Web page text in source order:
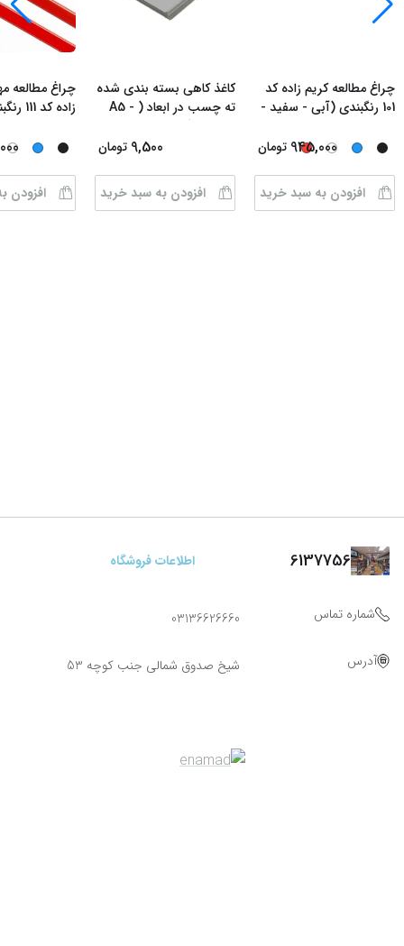
چراغ مطالعه کریم زاده کد
101 رنگبندی (آبی - سفید -
945,000 تومان
افزودن به سبد خرید
کاغذ کاهی بسته بندی شده
ته چسب در ابعاد ( A5 -
9,500 تومان
افزودن به سبد خرید
چراغ مطالعه
زاده کد
افزودن
6137756 اطلاعات فروشگاه
شماره تماس 03136626660
آدرس شیخ صدوق شمالی جنب کوچه 53